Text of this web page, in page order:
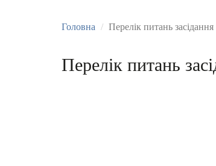
Головна Перелік питань засідання
Перелік питань